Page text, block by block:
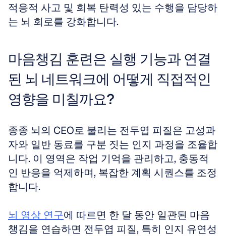
적응적 사고 및 회복 탄력성 있는 수행을 담당하
는 뇌 회로를 강화합니다.
마음챙김 훈련은 실행 기능과 연결
된 뇌 네트워크에 어떻게 직접적인
영향을 미칠까요?
종종 뇌의 CEO로 불리는 전두엽 피질은 고성과
자와 일반 동료를 구분 짓는 인지 과정을 조율합
니다. 이 영역은 작업 기억을 관리하고, 충동적
인 반응을 억제하며, 복잡한 계획 시퀀스를 조정
합니다.
뇌 영상 연구에 따르면 한 달 동안 일관된 마음
챙김을 연습하면 전두엽 피질, 특히 인지 유연성